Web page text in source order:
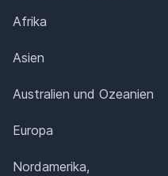
Afrika
Asien
Australien und Ozeanien
Europa
Nordamerika,